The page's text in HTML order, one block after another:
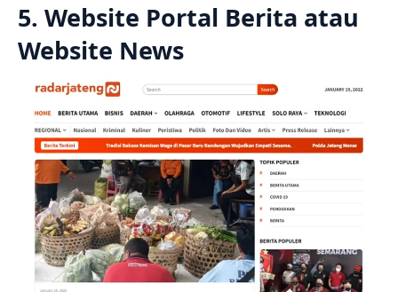
5. Website Portal Berita atau
Website News